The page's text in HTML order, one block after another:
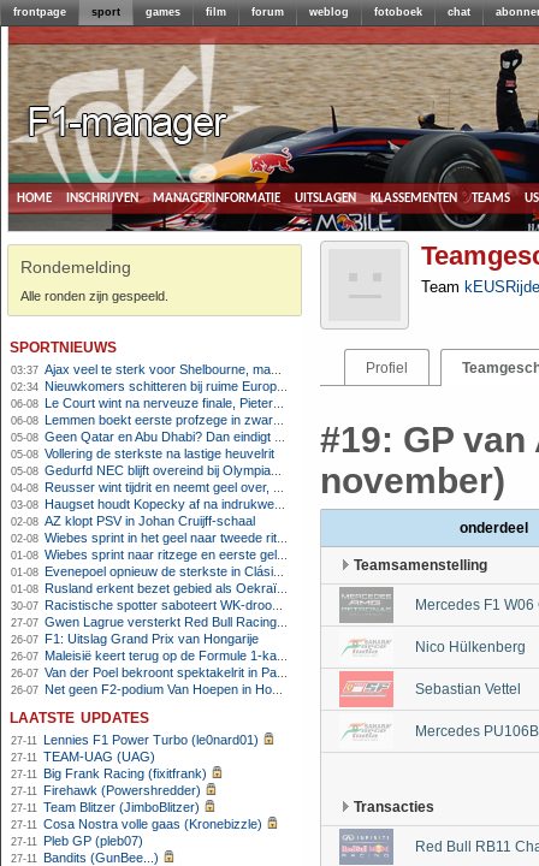
frontpage sport games film forum weblog fotoboek chat
home inschrijven managerinformatie uitslagen klassementen teams
Rondemelding
Alle ronden zijn gespeeld.
sportnieuws
03:37 Ajax veel te sterk voor Shelbourne, maar houdt schade beperkt
02:34 Nieuwkomers schitteren bij ruime Europese zege FC Twente
06-08 Le Court wint na nerveuze finale, Pieterse derde
06-08 Lemmen boekt eerste profzege in zware Ronde van Polen-rit
05-08 Geen Qatar en Abu Dhabi? Dan eindigt Formule 1-seizoen mogelijk in Europa
05-08 Vollering de sterkste na lastige heuvelrit
05-08 Gedurfd NEC blijft overeind bij Olympiakos
04-08 Reusser wint tijdrit en neemt geel over, Nooijen knap tweede
03-08 Haugset houdt Kopecky af na indrukwekkende solo van 86 kilometer
02-08 AZ klopt PSV in Johan Cruijff-schaal
02-08 Wiebes sprint in het geel naar tweede ritzege
01-08 Wiebes sprint naar ritzege en eerste gele trui in Tour Femmes
01-08 Evenepoel opnieuw de sterkste in Clásica San Sebastián
01-08 Rusland erkent bezet gebied als Oekraïens voor opheffing IOC-schorsing
30-07 Racistische spotter saboteert WK-droom van powerliftster
27-07 Gwen Lagrue versterkt Red Bull Racing vanaf 2027
26-07 F1: Uitslag Grand Prix van Hongarije
26-07 Maleisië keert terug op de Formule 1-kalender in 2026
26-07 Van der Poel bekroont spektakelrit in Parijs met nipte zege; eindzege Pogacar
26-07 Net geen F2-podium Van Hoepen in Hongarije, Leon maakt indruk
laatste updates
27-11 Lennies F1 Power Turbo (le0nard01)
27-11 TEAM-UAG (UAG)
27-11 Big Frank Racing (fixitfrank)
27-11 Firehawk (Powershredder)
27-11 Team Blitzer (JimboBlitzer)
27-11 Cosa Nostra volle gaas (Kronebizzle)
27-11 Pleb GP (pleb07)
27-11 Bandits (GunBee...)
Team
Profiel
#19: GP
november)
onderdeel
Teamsamenstelling
Mercedes F1 W06
Nico Hülkenberg
Sebastian Vettel
Mercedes
Transacties
Red Bull RB11